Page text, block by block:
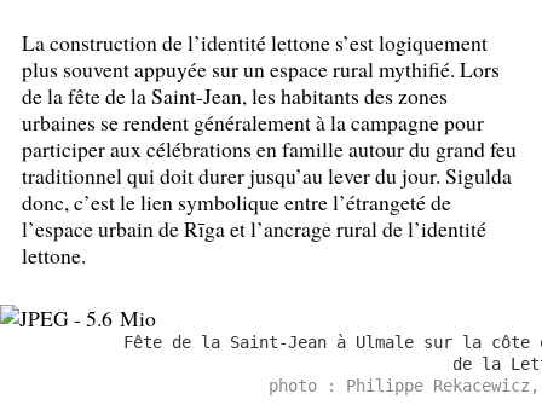
La construction de l’identité lettone s’est logiquement
plus souvent appuyée sur un espace rural mythifié. Lors
de la fête de la Saint-Jean, les habitants des zones
urbaines se rendent généralement à la campagne pour
participer aux célébrations en famille autour du grand feu
traditionnel qui doit durer jusqu’au lever du jour. Sigulda
donc, c’est le lien symbolique entre l’étrangeté de
l’espace urbain de Rīga et l’ancrage rural de l’identité
lettone.
Fête de la Saint-Jean à Ulmale sur la côte
de la
photo : Philippe Rekacewicz,